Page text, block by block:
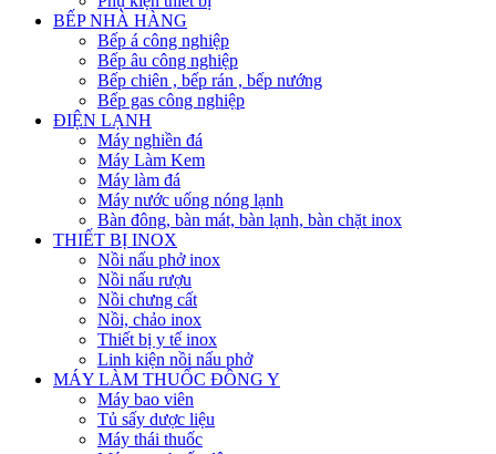
BẾP NHÀ HÀNG
Bếp á công nghiệp
Bếp âu công nghiệp
Bếp chiên , bếp rán , bếp nướng
Bếp gas công nghiệp
ĐIỆN LẠNH
Máy nghiền đá
Máy Làm Kem
Máy làm đá
Máy nước uống nóng lạnh
Bàn đông, bàn mát, bàn lạnh, bàn chặt inox
THIẾT BỊ INOX
Nồi nấu phở inox
Nồi nấu rượu
Nồi chưng cất
Nồi, chảo inox
Thiết bị y tế inox
Linh kiện nồi nấu phở
MÁY LÀM THUỐC ĐÔNG Y
Máy bao viên
Tủ sấy dược liệu
Máy thái thuốc